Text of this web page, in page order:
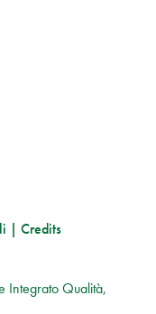
| Credits
Integrato Qualità,